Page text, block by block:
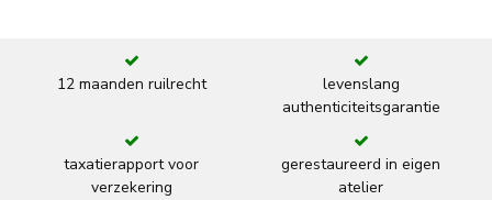
12 maanden ruilrecht
levenslang
authenticiteitsgarantie
taxatierapport voor
verzekering
gerestaureerd in eigen
atelier